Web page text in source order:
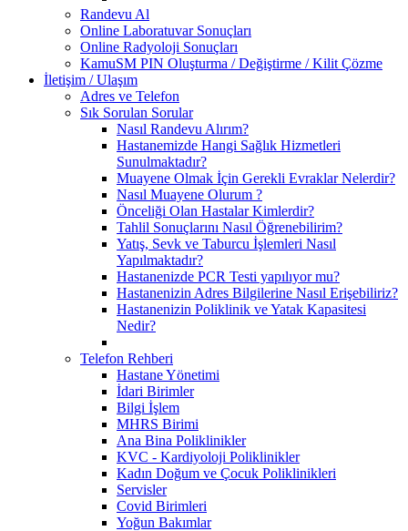
Randevu Al
Online Laboratuvar Sonuçları
Online Radyoloji Sonuçları
KamuSM PIN Oluşturma / Değiştirme / Kilit Çözme
İletişim / Ulaşım
Adres ve Telefon
Sık Sorulan Sorular
Nasıl Randevu Alırım?
Hastanemizde Hangi Sağlık Hizmetleri
Sunulmaktadır?
Muayene Olmak İçin Gerekli Evraklar Nelerdir?
Nasıl Muayene Olurum ?
Önceliği Olan Hastalar Kimlerdir?
Tahlil Sonuçlarını Nasıl Öğrenebilirim?
Yatış, Sevk ve Taburcu İşlemleri Nasıl
Yapılmaktadır?
Hastanenizde PCR Testi yapılıyor mu?
Hastanenizin Adres Bilgilerine Nasıl Erişebiliriz?
Hastanenizin Poliklinik ve Yatak Kapasitesi
Nedir?
Telefon Rehberi
Hastane Yönetimi
İdari Birimler
Bilgi İşlem
MHRS Birimi
Ana Bina Poliklinikler
KVC - Kardiyoloji Poliklinikler
Kadın Doğum ve Çocuk Poliklinikleri
Servisler
Covid Birimleri
Yoğun Bakımlar